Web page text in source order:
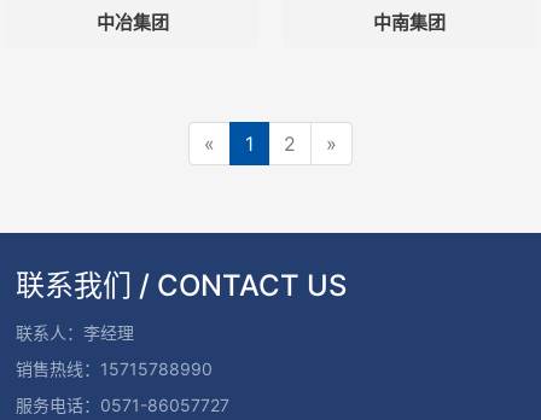
中冶集团 中南集团
« 1 2 »
联系我们 / CONTACT US
联系人：李经理
销售热线：15715788990
服务电话：0571-86057727